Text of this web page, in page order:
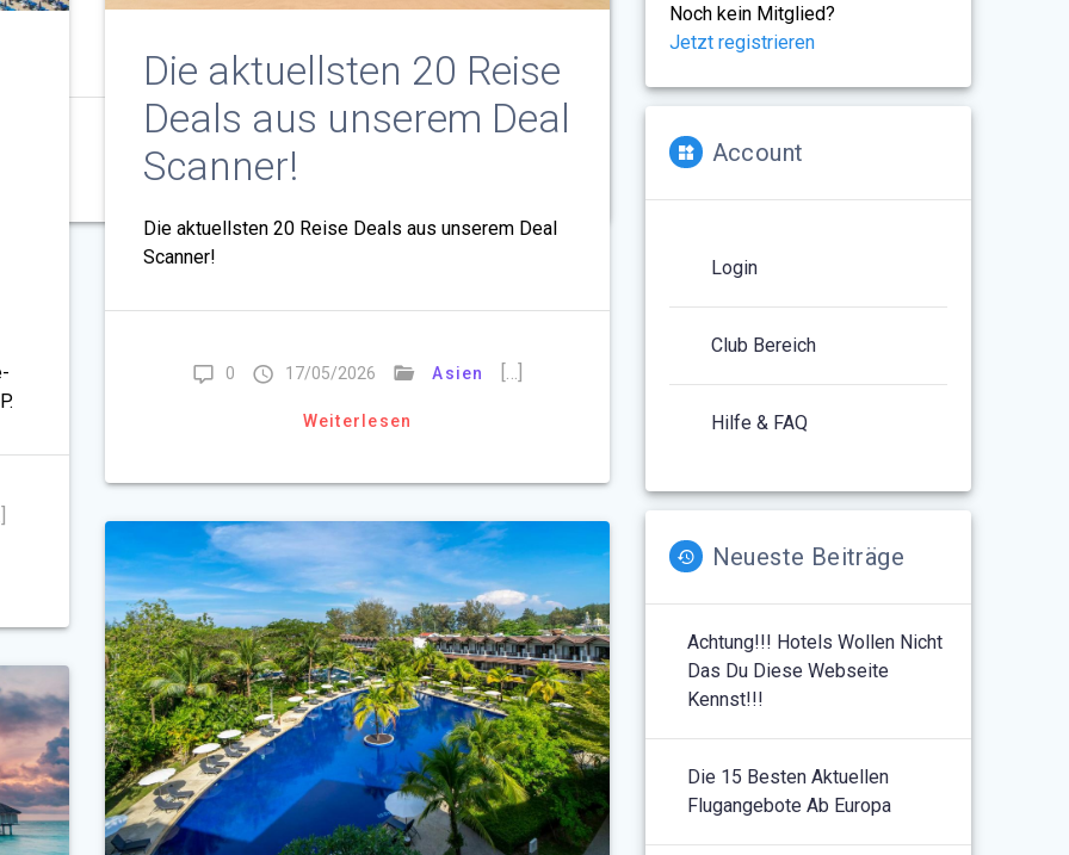
Die aktuellsten 20 Reise
Deals aus unserem Deal
Scanner!
Die aktuellsten 20 Reise Deals aus unserem Deal
Scanner!
0 17/05/2026 Asien
Weiterlesen
Noch kein Mitglied?
Jetzt registrieren
Account
Login
Club Bereich
Hilfe & FAQ
Neueste Beiträge
Achtung!!! Hotels Wollen Nicht
Das Du Diese Webseite
Kennst!!!
Die 15 Besten Aktuellen
Flugangebote Ab Europa